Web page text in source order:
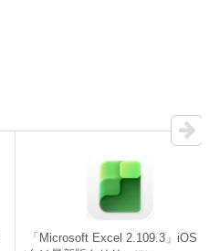
「Microsoft Excel 2.109.3」iOS